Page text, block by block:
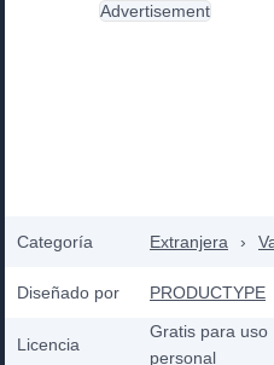
Categoría Extranjera ›
Diseñado por PRODUCTYPE
Licencia
Gratis para uso
personal
Advertisement